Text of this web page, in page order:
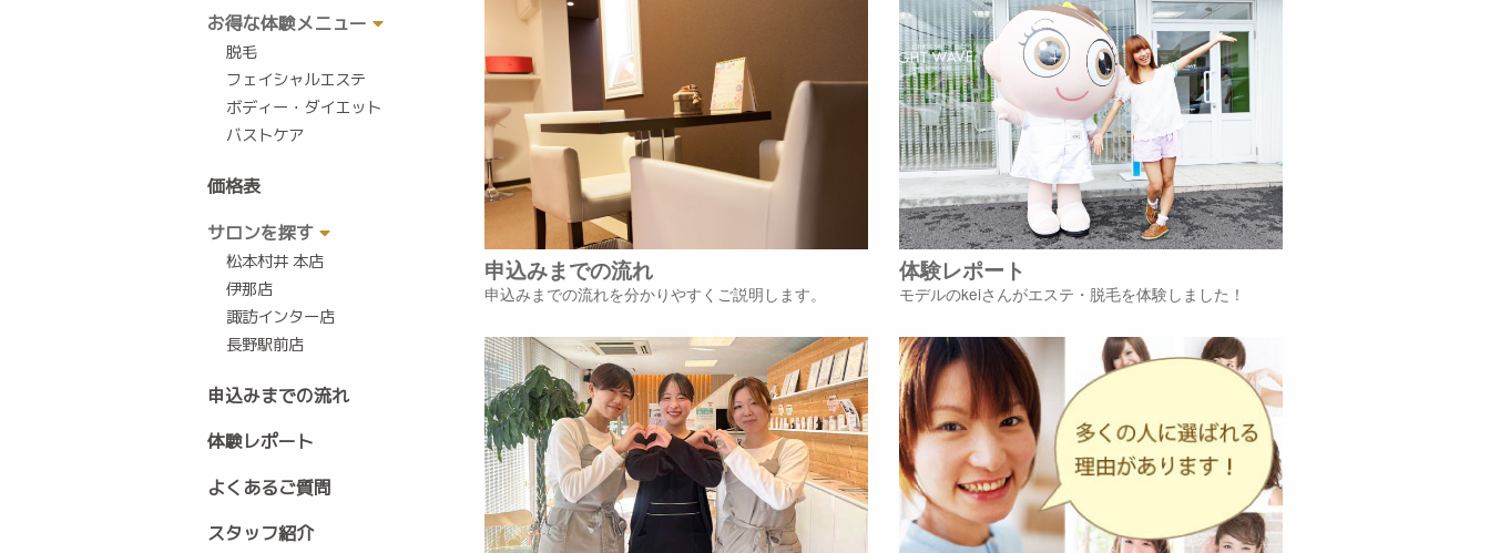
お得な体験メニュー
脱毛
フェイシャルエステ
ボディー・ダイエット
バストケア
価格表
サロンを探す
松本村井 本店
伊那店
諏訪インター店
長野駅前店
申込みまでの流れ
体験レポート
よくあるご質問
スタッフ紹介
申込みまでの流れ
申込みまでの流れを分かりやすくご説明します。
体験レポート
モデルのkeiさんがエステ・脱毛を体験しました！